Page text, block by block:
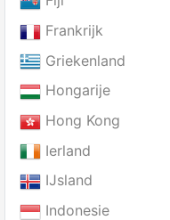
Frankrijk
Griekenland
Hongarije
Hong Kong
Ierland
IJsland
Indonesie